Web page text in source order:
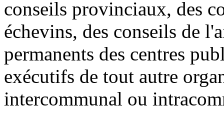
conseils provinciaux, des
échevins, des conseils de
permanents des centres
exécutifs de tout autre
intercommunal ou